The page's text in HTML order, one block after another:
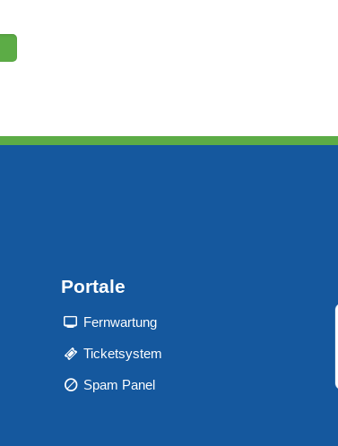
Portale
Fernwartung
Ticketsystem
Spam Panel